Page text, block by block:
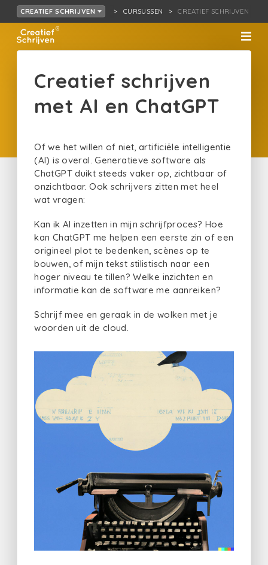
CREATIEF SCHRIJVEN CURSUSSEN CREATIEF SCHRIJVEN MET
Creatief schrijven
met AI en ChatGPT
Of we het willen of niet, artificiële intelligentie
(AI) is overal. Generatieve software als
ChatGPT duikt steeds vaker op, zichtbaar of
onzichtbaar. Ook schrijvers zitten met heel
wat vragen:
Kan ik AI inzetten in mijn schrijfproces? Hoe
kan ChatGPT me helpen een eerste zin of een
origineel plot te bedenken, scènes op te
bouwen, of mijn tekst stilistisch naar een
hoger niveau te tillen? Welke inzichten en
informatie kan de software me aanreiken?
Schrijf mee en geraak in de wolken met je
woorden uit de cloud.